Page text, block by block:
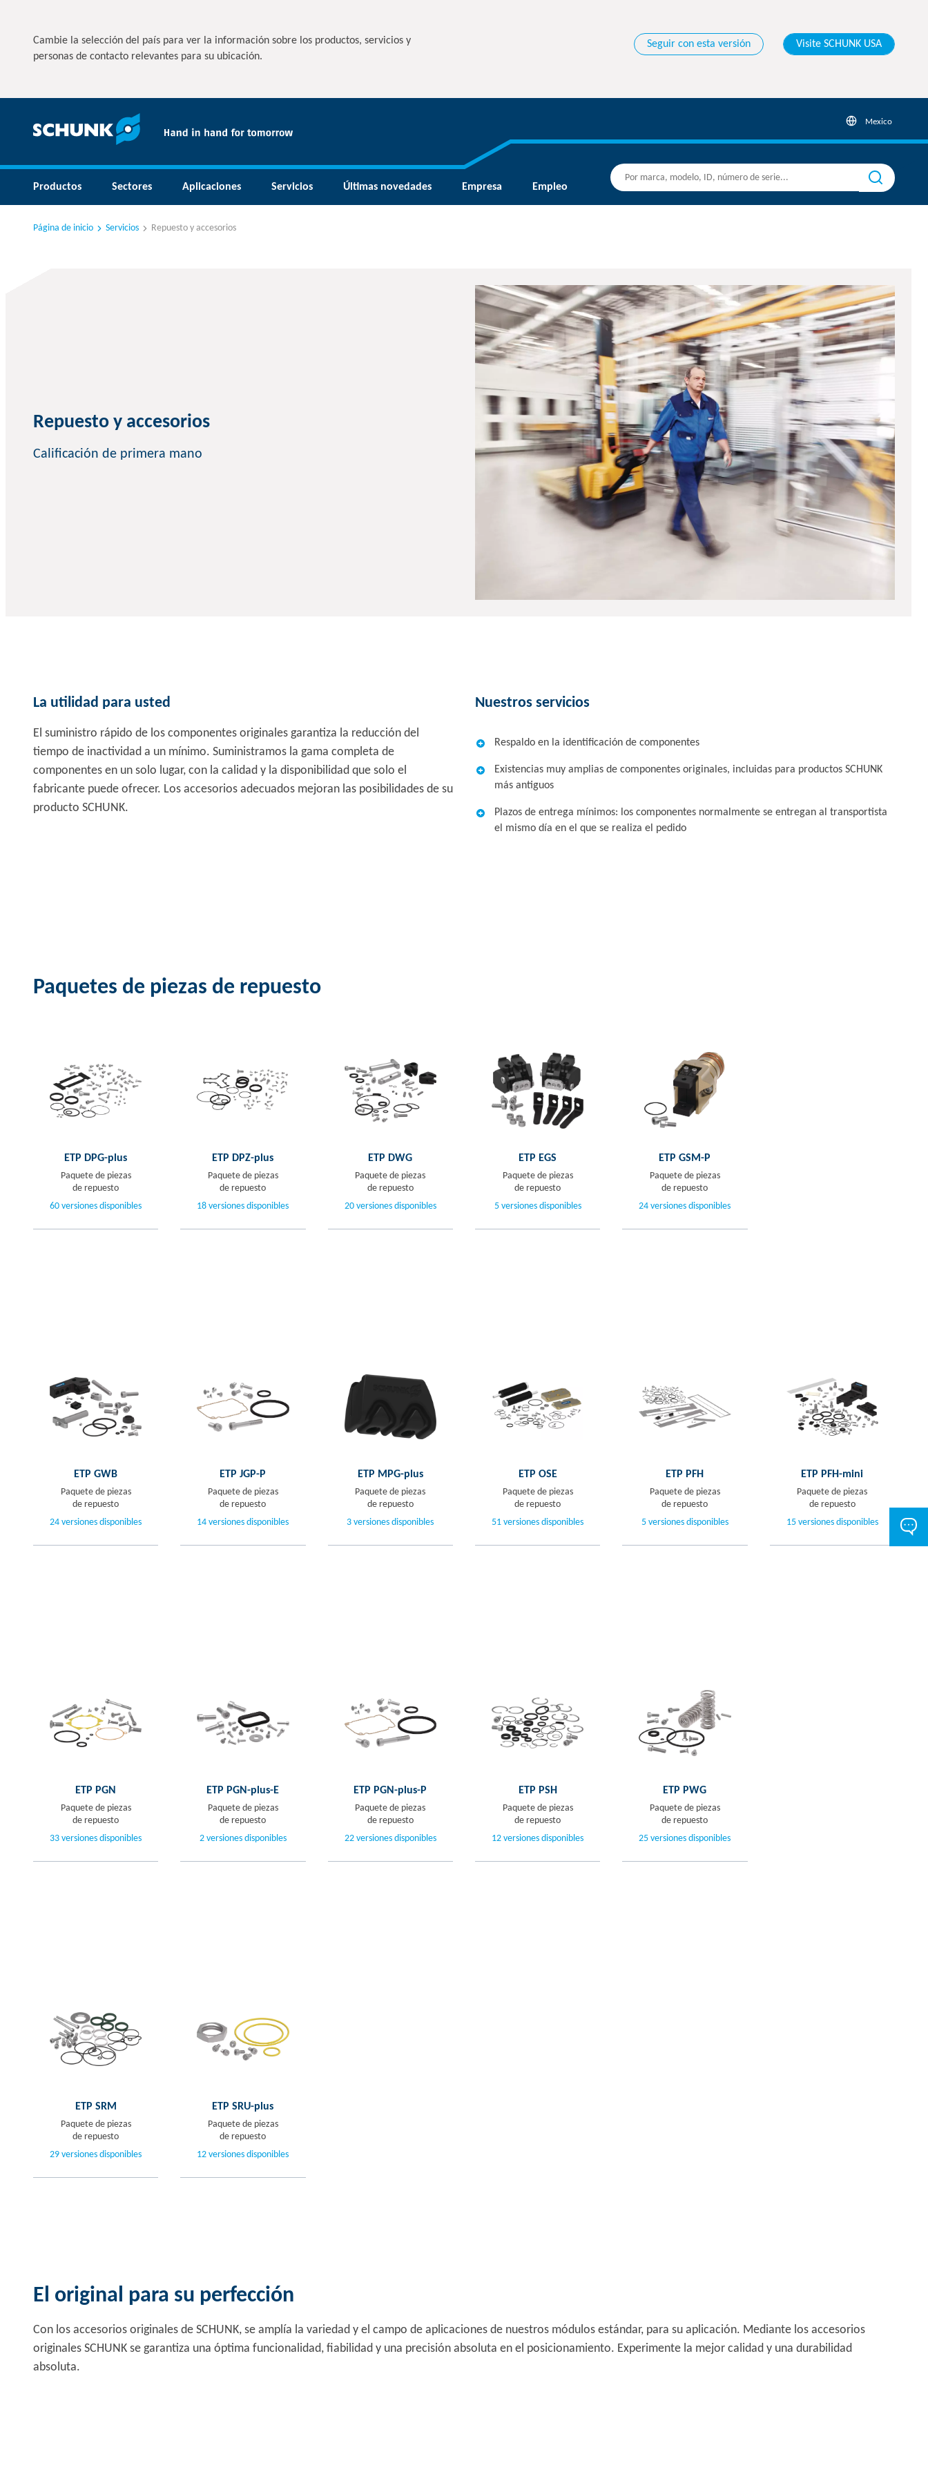
Cambie la selección del país para ver la información sobre los productos, servicios y
personas de contacto relevantes para su ubicación.
Seguir con esta versión Visite SCHUNK USA
Mexico
Productos Sectores Aplicaciones Servicios Últimas novedades Empresa Empleo
Página de inicio Servicios Repuesto y accesorios
Repuesto y accesorios
Calificación de primera mano
La utilidad para usted
El suministro rápido de los componentes originales garantiza la reducción del
tiempo de inactividad a un mínimo. Suministramos la gama completa de
componentes en un solo lugar, con la calidad y la disponibilidad que solo el
fabricante puede ofrecer. Los accesorios adecuados mejoran las posibilidades de su
producto SCHUNK.
Nuestros servicios
Respaldo en la identificación de componentes
Existencias muy amplias de componentes originales, incluidas para productos SCHUNK
más antiguos
Plazos de entrega mínimos: los componentes normalmente se entregan al transportista
el mismo día en el que se realiza el pedido
Paquetes de piezas de repuesto
ETP DPG-plus
Paquete de piezas
de repuesto
60 versiones disponibles
ETP DPZ-plus
Paquete de piezas
de repuesto
18 versiones disponibles
ETP DWG
Paquete de piezas
de repuesto
20 versiones disponibles
ETP EGS
Paquete de piezas
de repuesto
5 versiones disponibles
ETP GSM-P
Paquete de piezas
de repuesto
24 versiones disponibles
ETP GWB
Paquete de piezas
de repuesto
24 versiones disponibles
ETP JGP-P
Paquete de piezas
de repuesto
14 versiones disponibles
ETP MPG-plus
Paquete de piezas
de repuesto
3 versiones disponibles
ETP OSE
Paquete de piezas
de repuesto
51 versiones disponibles
ETP PFH
Paquete de piezas
de repuesto
5 versiones disponibles
ETP PFH-mini
Paquete de piezas
de repuesto
15 versiones disponibles
ETP PGN
Paquete de piezas
de repuesto
33 versiones disponibles
ETP PGN-plus-E
Paquete de piezas
de repuesto
2 versiones disponibles
ETP PGN-plus-P
Paquete de piezas
de repuesto
22 versiones disponibles
ETP PSH
Paquete de piezas
de repuesto
12 versiones disponibles
ETP PWG
Paquete de piezas
de repuesto
25 versiones disponibles
ETP SRM
Paquete de piezas
de repuesto
29 versiones disponibles
ETP SRU-plus
Paquete de piezas
de repuesto
12 versiones disponibles
El original para su perfección
Con los accesorios originales de SCHUNK, se amplía la variedad y el campo de aplicaciones de nuestros módulos estándar, para su aplicación. Mediante los accesorios
originales SCHUNK se garantiza una óptima funcionalidad, fiabilidad y una precisión absoluta en el posicionamiento. Experimente la mejor calidad y una durabilidad
absoluta.